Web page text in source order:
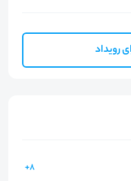
رویداد
8+